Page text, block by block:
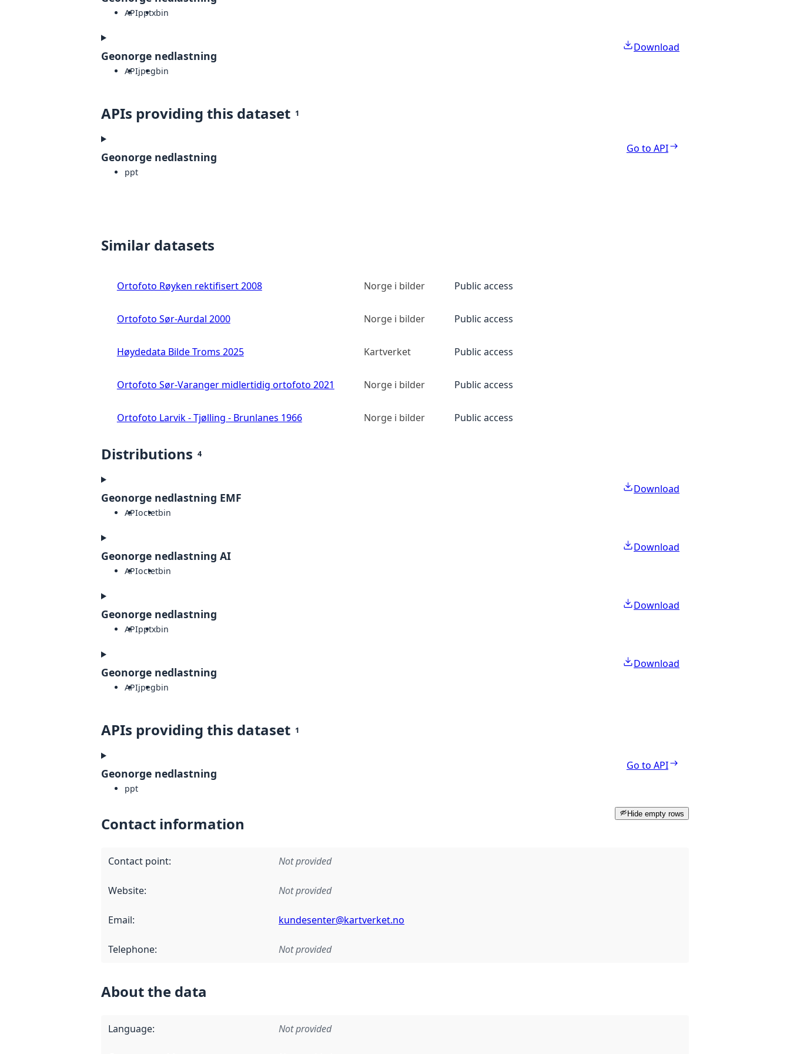
APIpptxbin
Geonorge nedlastning
APIjpegbin
Download
APIs providing this dataset 1
Geonorge nedlastning
ppt
Go to API
Similar datasets
Ortofoto Røyken rektifisert 2008 Norge i bilder Public access
Ortofoto Sør-Aurdal 2000 Norge i bilder Public access
Høydedata Bilde Troms 2025 Kartverket Public access
Ortofoto Sør-Varanger midlertidig ortofoto 2021 Norge i bilder Public access
Ortofoto Larvik - Tjølling - Brunlanes 1966 Norge i bilder Public access
Distributions 4
Geonorge nedlastning EMF
APIoctetbin
Download
Geonorge nedlastning AI
APIoctetbin
Download
Geonorge nedlastning
APIpptxbin
Download
Geonorge nedlastning
APIjpegbin
Download
APIs providing this dataset 1
Geonorge nedlastning
ppt
Go to API
Hide empty rows
Contact information
Contact point: Not provided
Website: Not provided
Email: kundesenter@kartverket.no
Telephone: Not provided
About the data
Language: Not provided